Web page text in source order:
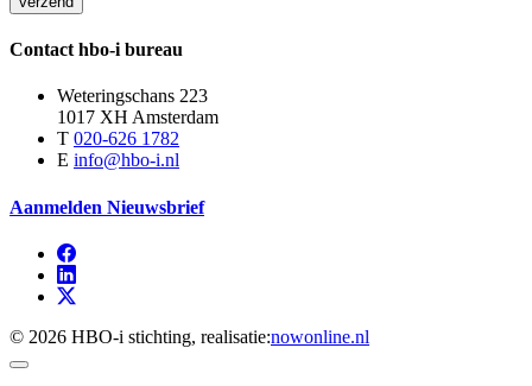
Contact hbo-i bureau
Weteringschans 223
1017 XH Amsterdam
T 020-626 1782
E info@hbo-i.nl
Aanmelden Nieuwsbrief
© 2026 HBO-i stichting, realisatie:nowonline.nl